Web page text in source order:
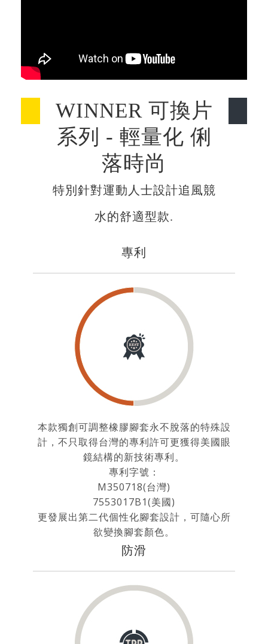
WINNER 可換片
系列 - 輕量化 俐
落時尚
特別針對運動人士設計追風競
水的舒適型款.
專利
本款獨創可調整橡膠腳套永不脫落的特殊設
計，不只取得台灣的專利許可更獲得美國眼
鏡結構的新技術專利。
專利字號：
M350718(台灣)
7553017B1(美國)
更發展出第二代個性化腳套設計，可隨心所
欲變換腳套顏色。
防滑